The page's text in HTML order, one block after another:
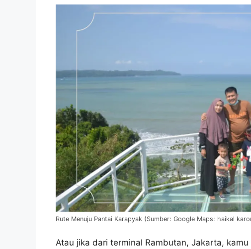
Rute Menuju Pantai Karapyak (Sumber: Google Maps: haikal
Atau jika dari terminal Rambutan, Jakarta,